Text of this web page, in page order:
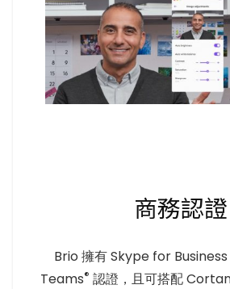
商務認證
Brio 擁有 Skype for
Teams® 認證，且可搭配